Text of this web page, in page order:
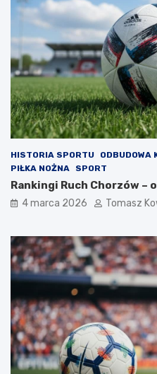
HISTORIA SPORTU
ODBUDOWA
PIŁKA NOŻNA
SPORT
Rankingi Ruch Chorzów –
4 marca 2026 Tomasz